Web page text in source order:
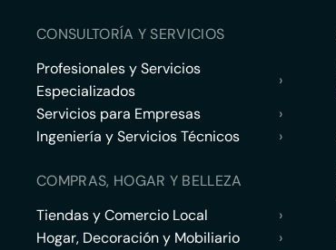
CONSULTORÍA Y SERVICIOS
Profesionales y Servicios
Especializados
›
Servicios para Empresas
›
Ingeniería y Servicios Técnicos
›
COMPRAS, HOGAR Y BELLEZA
Tiendas y Comercio Local
›
Hogar, Decoración y Mobiliario
›